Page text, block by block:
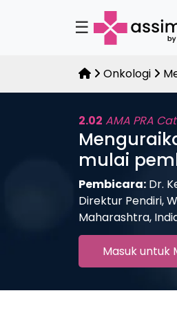
☰
Onkologi
2.02 AMA PRA
mulai
Pembicara: Dr.
Direktur Pendiri,
Maharashtra,
Masuk untuk